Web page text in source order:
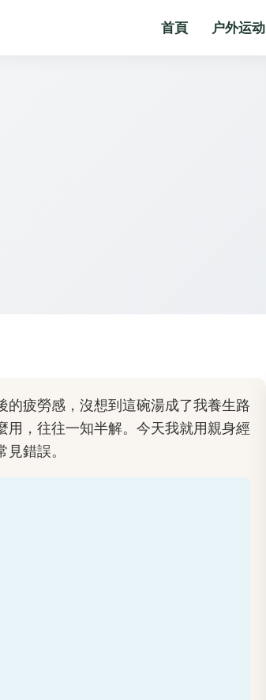
首頁 户外运动
疲勞感，沒想到這碗湯成了我養生路
用，往往一知半解。今天我就用親身經
錯誤。